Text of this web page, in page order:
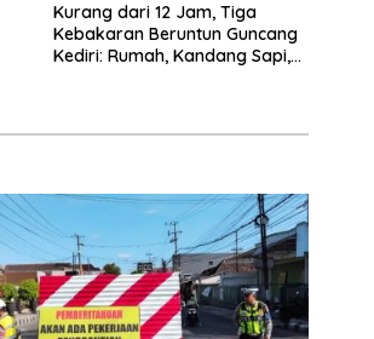
Kurang dari 12 Jam, Tiga
Kebakaran Beruntun Guncang
Kediri: Rumah, Kandang Sapi,